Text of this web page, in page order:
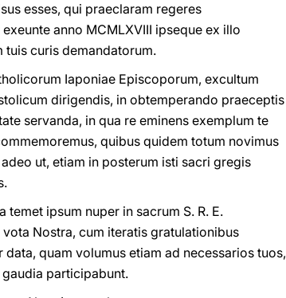
esses, qui praeclaram regeres
anno MCMLXVIII ipseque ex illo
curis demandatorum.
Iaponiae Episcoporum, excultum
dirigendis, in obtemperando praeceptis
servanda, in qua re eminens exemplum te
quibus quidem totum novimus
ut, etiam in posterum isti sacri gregis
ipsum nuper in sacrum S. R. E.
Nostra, cum iteratis gratulationibus
quam volumus etiam ad necessarios tuos,
participabunt.